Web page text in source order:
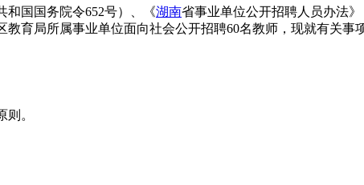
和国国务院令652号）、《湖南省事业单位公开招聘人员办法
教育局所属事业单位面向社会公开招聘60名教师，现就有关事
。